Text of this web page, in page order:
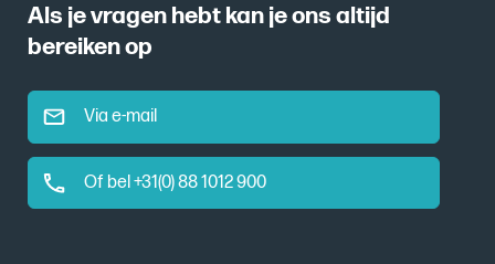
Als je vragen hebt kan je ons altijd
bereiken op
Via e-mail
Of bel +31(0) 88 1012 900